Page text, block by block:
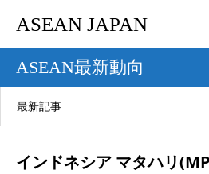
ASEAN JAPAN
ASEAN最新動向
最新記事
インドネシア マタハリ